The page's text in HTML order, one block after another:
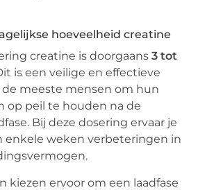
hoeveelheid creatine
creatine is doorgaans3 tot
is een veilige en effectieve
meeste mensen om hun
op peil te houden na de
Bij deze dosering ervaar je
enkele weken verbeteringen in
kiezen ervoor om een laadfase